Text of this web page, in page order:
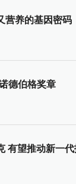
营养的基因密码
德伯格奖章
有望推动新一